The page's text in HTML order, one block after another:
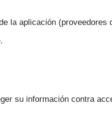
la aplicación
su información contra